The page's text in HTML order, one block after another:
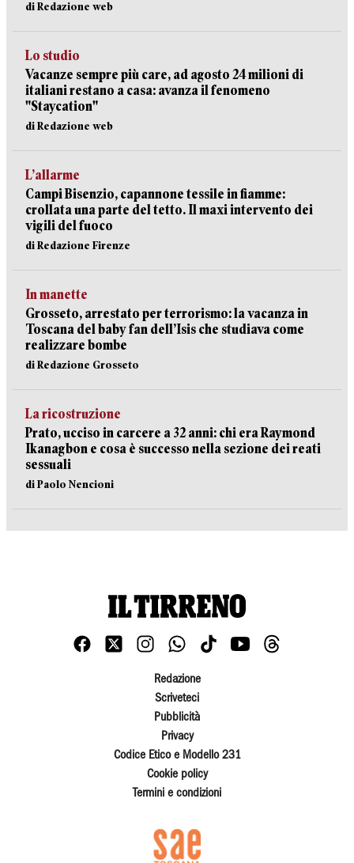
di Redazione web
Lo studio
Vacanze sempre più care, ad agosto 24 milioni di
italiani restano a casa: avanza il fenomeno
"Staycation"
di Redazione web
L’allarme
Campi Bisenzio, capannone tessile in fiamme:
crollata una parte del tetto. Il maxi intervento dei
vigili del fuoco
di Redazione Firenze
In manette
Grosseto, arrestato per terrorismo: la vacanza in
Toscana del baby fan dell’Isis che studiava come
realizzare bombe
di Redazione Grosseto
La ricostruzione
Prato, ucciso in carcere a 32 anni: chi era Raymond
Ikanagbon e cosa è successo nella sezione dei reati
sessuali
di Paolo Nencioni
Redazione
Scriveteci
Pubblicità
Privacy
Codice Etico e Modello 231
Cookie policy
Termini e condizioni